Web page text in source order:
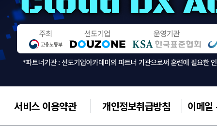
서비스 이용약관 개인정보취급방침 이메일